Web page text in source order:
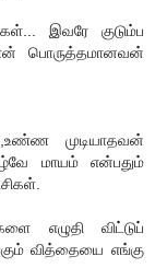
இவரே குடும்ப
பொருத்தமானவன்
முடியாதவன்
மாயம் என்பதும்
எழுதி விட்டுப்
வித்தையை எங்கு